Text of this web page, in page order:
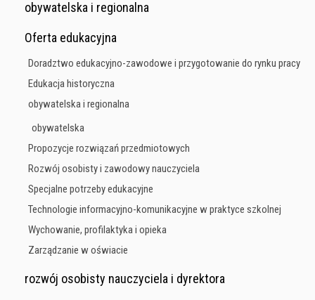
obywatelska i regionalna
Oferta edukacyjna
Doradztwo edukacyjno-zawodowe i przygotowanie do rynku pracy
Edukacja historyczna
obywatelska i regionalna
obywatelska
Propozycje rozwiązań przedmiotowych
Rozwój osobisty i zawodowy nauczyciela
Specjalne potrzeby edukacyjne
Technologie informacyjno-komunikacyjne w praktyce szkolnej
Wychowanie, profilaktyka i opieka
Zarządzanie w oświacie
rozwój osobisty nauczyciela i dyrektora